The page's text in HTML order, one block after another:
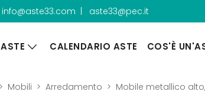
info@aste33.com | aste33@pec.it
ASTE CALENDARIO ASTE COS'È
Mobili Arredamento Mobile metallico